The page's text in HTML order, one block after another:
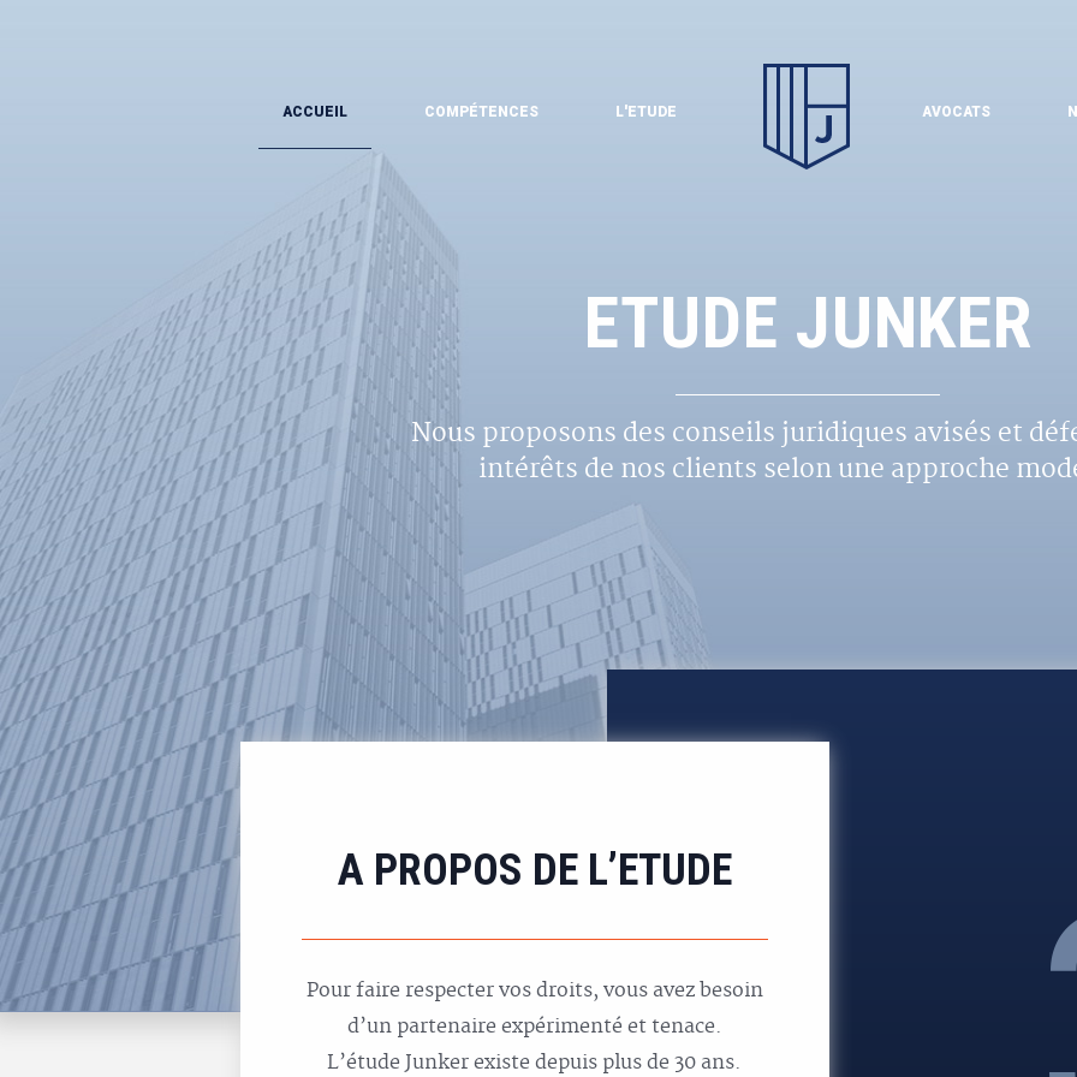
ACCUEIL COMPÉTENCES L'ETUDE AVOCATS
ETUDE JUNKER
Nous proposons des conseils juridiques avisés et
intérêts de nos clients selon une approche
A PROPOS DE L’ETUDE
Pour faire respecter vos droits, vous avez besoin
d’un partenaire expérimenté et tenace.
L’étude Junker existe depuis plus de 30 ans.